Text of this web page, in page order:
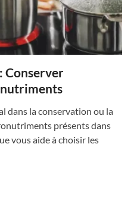
Conserver
dans la conservation ou la
présents dans
vous aide à choisir les